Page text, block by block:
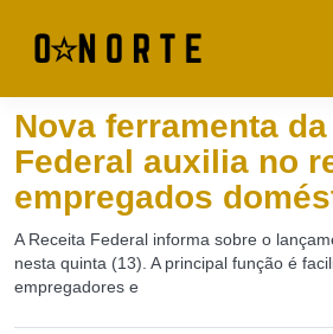
Nova ferramenta
Federal auxilia no
empregados
A Receita Federal informa sobre o
nesta quinta (13). A principal função é
empregadores e